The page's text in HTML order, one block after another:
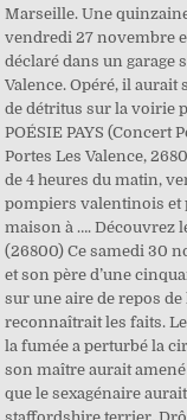
Marseille. Une
vendredi 27 novembre
déclaré dans un garage
Valence. Opéré, il aurait
de détritus sur la voirie
POÉSIE PAYS (Concert
Portes Les Valence,
de 4 heures du matin,
pompiers valentinois et
maison à …. Découvrez
(26800) Ce samedi 30
et son père d’une
sur une aire de repos de
reconnaîtrait les faits.
la fumée a perturbé la
son maître aurait
que le sexagénaire